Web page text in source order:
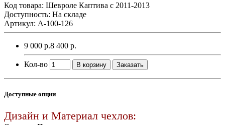
Код товара: Шевроле Каптива с 2011-2013
Доступность: На складе
Артикул: A-100-126
9 000 р.8 400 р.
Кол-во В корзину Заказать
Доступные опции
Дизайн и Материал чехлов: